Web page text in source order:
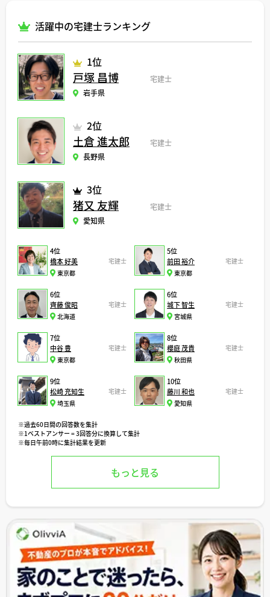
活躍中の宅建士ランキング
1位
戸塚 昌博
宅建士
岩手県
2位
土倉 進太郎
宅建士
長野県
3位
猪又 友輝
宅建士
愛知県
4位
橋本 好美
宅建士
東京都
5位
前田 裕介
宅建士
東京都
6位
齊藤 俊昭
宅建士
北海道
6位
城下 智生
宅建士
宮城県
7位
中谷 豊
宅建士
東京都
8位
櫻庭 茂貴
宅建士
秋田県
9位
松崎 充知生
宅建士
埼玉県
10位
藤川 和也
宅建士
愛知県
※過去60日間の回答数を集計
※1ベストアンサー = 3回答分に換算して集計
※毎日午前0時に集計結果を更新
もっと見る